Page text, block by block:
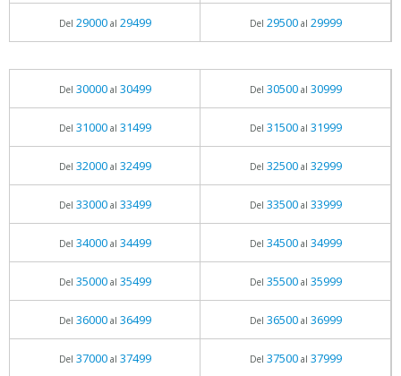
Del 29000al 29499 Del 29500al 29999
Del 30000al 30499 Del 30500al 30999
Del 31000al 31499 Del 31500al 31999
Del 32000al 32499 Del 32500al 32999
Del 33000al 33499 Del 33500al 33999
Del 34000al 34499 Del 34500al 34999
Del 35000al 35499 Del 35500al 35999
Del 36000al 36499 Del 36500al 36999
Del 37000al 37499 Del 37500al 37999